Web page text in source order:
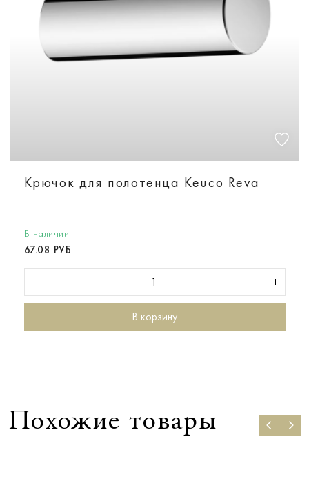
Крючок для полотенца Keuco Reva
В наличии
67.08 РУБ
В корзину
Похожие товары